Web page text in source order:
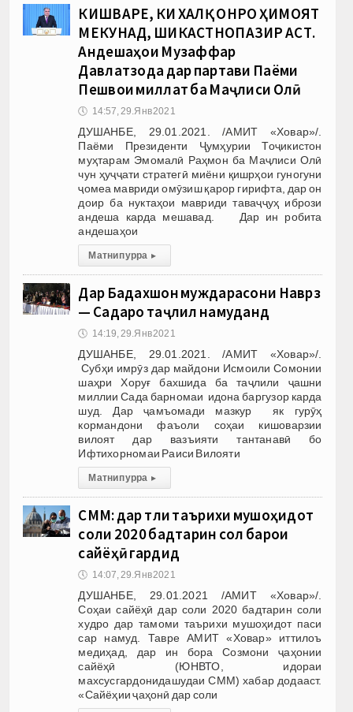
КИШВАРЕ, КИ ХАЛҚ ОНРО ҲИМОЯТ
МЕКУНАД, ШИКАСТНОПАЗИР АСТ.
Андешаҳои Музаффар
Давлатзода дар партави Паёми
Пешвои миллат ба Маҷлиси Олӣ
🕔 14:57, 29.Янв 2021
ДУШАНБЕ, 29.01.2021. /АМИТ «Ховар»/.
Паёми Президенти Ҷумҳурии Тоҷикистон
муҳтарам Эмомалӣ Раҳмон ба Маҷлиси Олӣ
чун ҳуҷҷати стратегӣ миёни қишрҳои гуногуни
ҷомеа мавриди омӯзиш қарор гирифта, дар он
доир ба нуктаҳои мавриди таваҷҷуҳ ибрози
андеша карда мешавад. Дар ин робита
андешаҳои
Матни пурра ▸
Дар Бадахшон муждарасони Наврӯз
— Садаро таҷлил намуданд
🕔 14:19, 29.Янв 2021
ДУШАНБЕ, 29.01.2021. /АМИТ «Ховар»/.
Субҳи имрӯз дар майдони Исмоили Сомонии
шаҳри Хоруғ бахшида ба таҷлили ҷашни
миллии Сада барномаи идона баргузор карда
шуд. Дар ҷамъомади мазкур як гурӯҳ
кормандони фаъоли соҳаи кишоварзии
вилоят дар вазъияти тантанавӣ бо
Ифтихорномаи Раиси Вилояти
Матни пурра ▸
СММ: дар тӯли таърихи мушоҳидот
соли 2020 бадтарин сол барои
сайёҳӣ гардид
🕔 14:07, 29.Янв 2021
ДУШАНБЕ, 29.01.2021 /АМИТ «Ховар»/.
Соҳаи сайёҳӣ дар соли 2020 бадтарин соли
худро дар тамоми таърихи мушоҳидот паси
сар намуд. Тавре АМИТ «Ховар» иттилоъ
медиҳад, дар ин бора Созмони ҷаҳонии
сайёҳӣ (ЮНВТО, идораи
махсусгардонидашудаи СММ) хабар додааст.
«Сайёҳии ҷаҳонӣ дар соли